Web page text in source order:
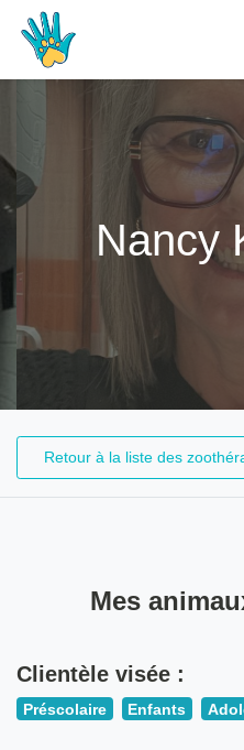
Nancy
Retour à la liste des
Mes
Clientèle visée :
Préscolaire Enfants